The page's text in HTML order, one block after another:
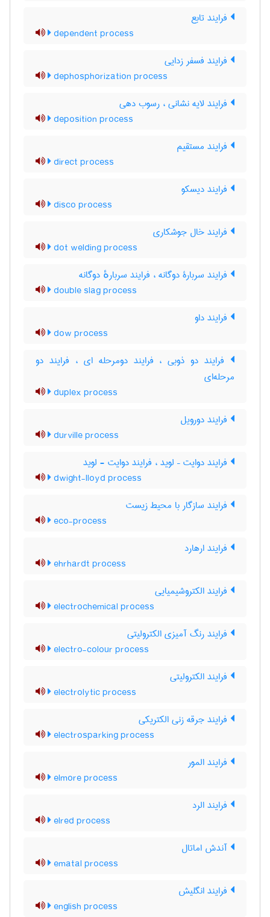
فرایند تابع
dependent process
فرایند فسفر زدایی
dephosphorization process
فرایند لایه نشانی ، رسوب دهی
deposition process
فرایند مستقیم
direct process
فرایند دیسکو
disco process
فرایند خال جوشکاری
dot welding process
فرایند سربارۀ دوگانه ، فرایند سربارهٔ دوگانه
double slag process
فرایند داو
dow process
فرایند دو ذوبی ، فرایند دومرحله ای ، فرایند دو
مرحله‌ای
duplex process
فرایند دورویل
durville process
فرایند دوایت – لوید ، فرایند دوایت - لوید
dwight-lloyd process
فرایند سازگار با محیط زیست
eco-process
فرایند ارهارد
ehrhardt process
فرایند الکتروشیمیایی
electrochemical process
فرایند رنگ آمیزی الکترولیتی
electro-colour process
فرایند الکترولیتی
electrolytic process
فرایند جرقه زنی الکتریکی
electrosparking process
فرایند المور
elmore process
فرایند الرد
elred process
آندش اماتال
ematal process
فرایند انگلیش
english process